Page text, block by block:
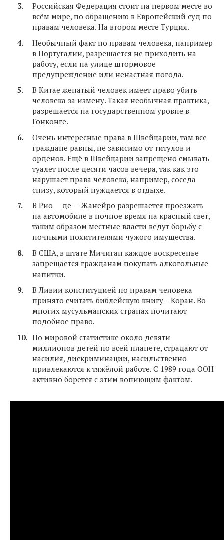
Российская Федерация стоит на первом месте во
всём мире, по обращению в Европейский суд по
правам человека. На втором месте Турция.
Необычный факт по правам человека, например
в Португалии, разрешается не приходить на
работу, если на улице штормовое
предупреждение или ненастная погода.
В Китае женатый человек имеет право убить
человека за измену. Такая необычная практика,
разрешается на государственном уровне в
Гонконге.
Очень интересные права в Швейцарии, там все
граждане равны, не зависимо от титулов и
орденов. Ещё в Швейцарии запрещено смывать
туалет после десяти часов вечера, так как это
нарушает права человека, например, соседа
снизу, который нуждается в отдыхе.
В Рио — де — Жанейро разрешается проезжать
на автомобиле в ночное время на красный свет,
таким образом местные власти ведут борьбу с
ночными похитителями чужого имущества.
В США, в штате Мичиган каждое воскресенье
запрещается гражданам покупать алкогольные
напитки.
В Ливии конституцией по правам человека
принято считать библейскую книгу – Коран. Во
многих мусульманских странах почитают
подобное право.
По мировой статистике около девяти
миллионов детей по всей планете, страдают от
насилия, дискриминации, насильственно
привлекаются к тяжёлой работе. С 1989 года ООН
активно борется с этим вопиющим фактом.